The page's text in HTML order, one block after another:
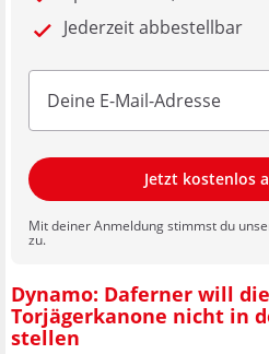
Jederzeit abbestellbar
Jetzt kostenlos
Mit deiner Anmeldung stimmst du
zu.
Dynamo: Daferner will
Torjägerkanone nicht in
stellen